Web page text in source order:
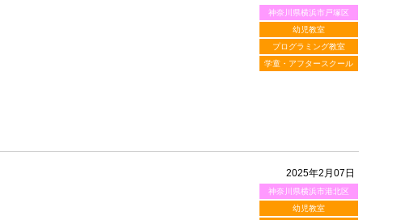
神奈川県横浜市戸塚区
幼児教室
プログラミング教室
学童・アフタースクール
2025年2月07日
神奈川県横浜市港北区
幼児教室